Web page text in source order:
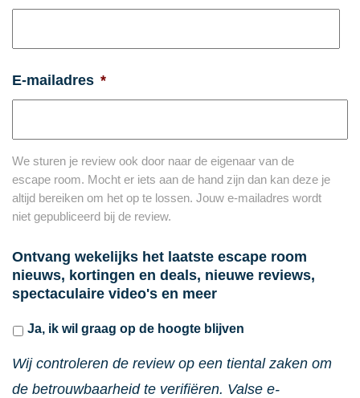
E-mailadres *
We sturen je review ook door naar de eigenaar van de
escape room. Mocht er iets aan de hand zijn dan kan deze je
altijd bereiken om het op te lossen. Jouw e-mailadres wordt
niet gepubliceerd bij de review.
Ontvang wekelijks het laatste escape room
nieuws, kortingen en deals, nieuwe reviews,
spectaculaire video's en meer
Ja, ik wil graag op de hoogte blijven
Wij controleren de review op een tiental zaken om
de betrouwbaarheid te verifiëren. Valse e-